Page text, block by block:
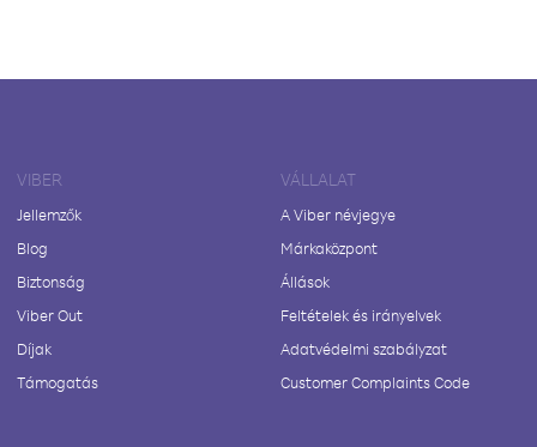
VIBER
Jellemzők
Blog
Biztonság
Viber Out
Díjak
Támogatás
VÁLLALAT
A Viber névjegye
Márkaközpont
Állások
Feltételek és irányelvek
Adatvédelmi szabályzat
Customer Complaints Code